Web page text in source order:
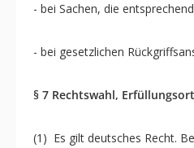
- bei Sachen, die
- bei gesetzlichen
§ 7 Rechtswahl,
(1) Es gilt deutsches Recht.